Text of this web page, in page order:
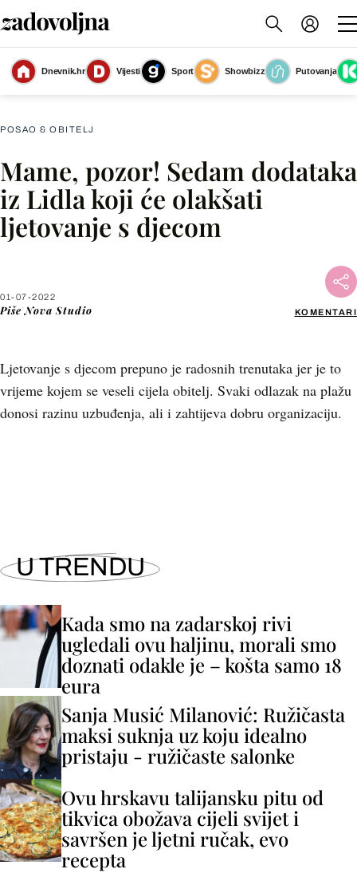
Dnevnik.hr Vijesti Sport Showbizz
Putovanja
Slika nije dostupna
POSAO & OBITELJ
Mame, pozor! Sedam dodataka
iz Lidla koji će olakšati
ljetovanje s djecom
01-07-2022
Piše Nova Studio KOMENTARI
Ljetovanje s djecom prepuno je radosnih trenutaka jer je to
vrijeme kojem se veseli cijela obitelj. Svaki odlazak na plažu
donosi razinu uzbuđenja, ali i zahtijeva dobru organizaciju.
Facebook
X
U TRENDU
Kada smo na zadarskoj rivi
ugledali ovu haljinu, morali smo
doznati odakle je – košta samo 18
eura
Sanja Musić Milanović: Ružičasta
maksi suknja uz koju idealno
pristaju - ružičaste salonke
Ovu hrskavu talijansku pitu od
tikvica obožava cijeli svijet i
savršen je ljetni ručak, evo
recepta